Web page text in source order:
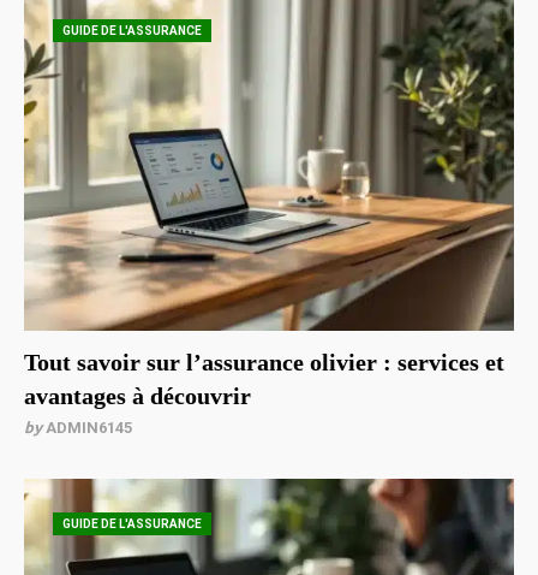
GUIDE DE L'ASSURANCE
Tout savoir sur l’assurance olivier : services et
avantages à découvrir
byADMIN6145
GUIDE DE L'ASSURANCE